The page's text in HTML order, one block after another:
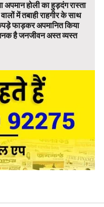
अपमान होली का हुड़दंग रास्ता
में तबाही राहगीर के साथ
फाड़कर अपमानित किया
है जनजीवन अस्त व्यस्त